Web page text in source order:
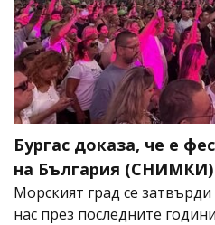
Бургас доказа, че е
на България (СНИМКИ)
Морският град се
нас през последните години